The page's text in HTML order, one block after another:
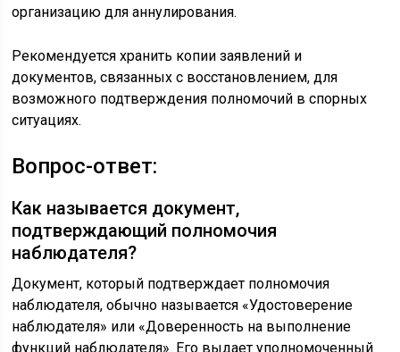
организацию для аннулирования.
Рекомендуется хранить копии заявлений и
документов, связанных с восстановлением, для
возможного подтверждения полномочий в спорных
ситуациях.
Вопрос-ответ:
Как называется документ,
подтверждающий полномочия
наблюдателя?
Документ, который подтверждает полномочия
наблюдателя, обычно называется «Удостоверение
наблюдателя» или «Доверенность на выполнение
функций наблюдателя». Его выдает уполномоченный